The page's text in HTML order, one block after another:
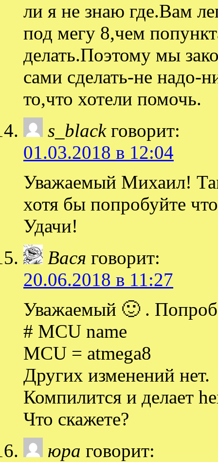
ли я не знаю где.Вам
под мегу 8,чем
делать.Поэтому мы
сами сделать-не надо-
то,что хотели помочь.
s_black говорит:
01.03.2018 в 12:04
Уважаемый Михаил!
хотя бы попробуйте
Удачи!
Вася говорит:
20.06.2018 в 11:27
Уважаемый 🙂 .
# MCU name
MCU = atmega8
Других изменений нет.
Компилится и делает
Что скажете?
юра говорит: